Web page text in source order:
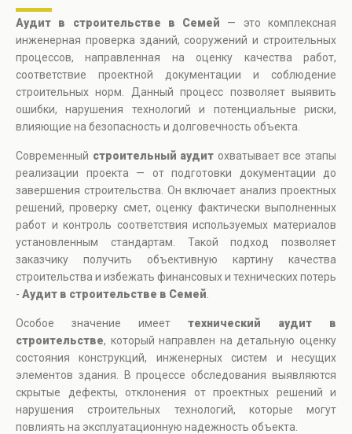
Аудит в строительстве в Семей — это комплексная
инженерная проверка зданий, сооружений и строительных
процессов, направленная на оценку качества работ,
соответствие проектной документации и соблюдение
строительных норм. Данный процесс позволяет выявить
ошибки, нарушения технологий и потенциальные риски,
влияющие на безопасность и долговечность объекта.
Современный строительный аудит охватывает все этапы
реализации проекта — от подготовки документации до
завершения строительства. Он включает анализ проектных
решений, проверку смет, оценку фактически выполненных
работ и контроль соответствия используемых материалов
установленным стандартам. Такой подход позволяет
заказчику получить объективную картину качества
строительства и избежать финансовых и технических потерь
- Аудит в строительстве в Семей
Особое значение имеет технический аудит в
строительстве, который направлен на детальную оценку
состояния конструкций, инженерных систем и несущих
элементов здания. В процессе обследования выявляются
скрытые дефекты, отклонения от проектных решений и
нарушения строительных технологий, которые могут
повлиять на эксплуатационную надежность объекта.